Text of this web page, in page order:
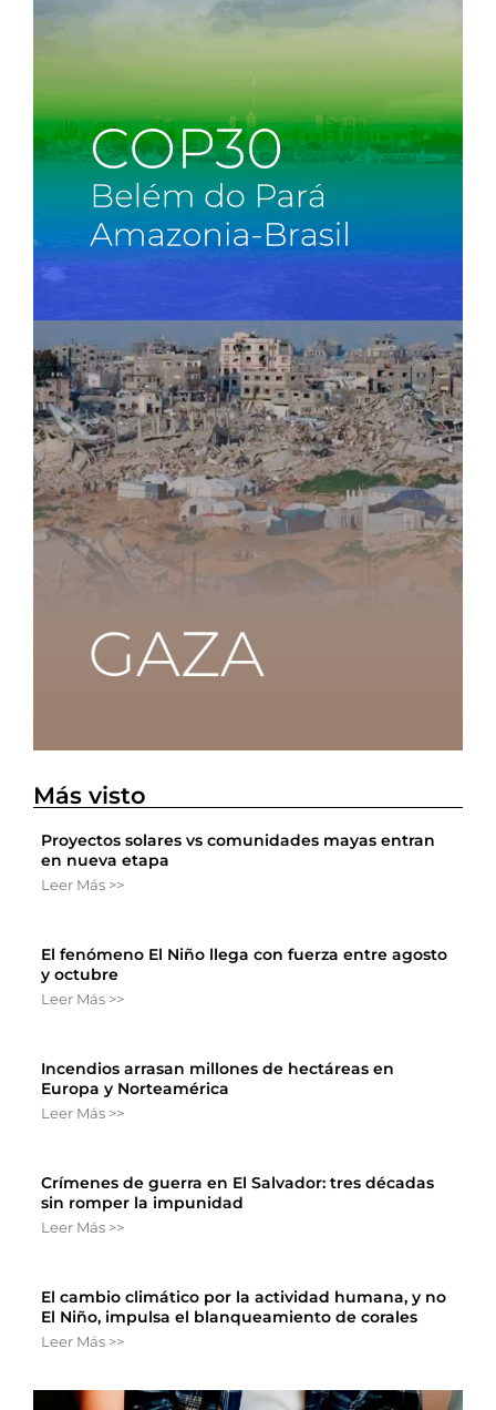
Más visto
Proyectos solares vs comunidades mayas entran
en nueva etapa
Leer Más >>
El fenómeno El Niño llega con fuerza entre agosto
y octubre
Leer Más >>
Incendios arrasan millones de hectáreas en
Europa y Norteamérica
Leer Más >>
Crímenes de guerra en El Salvador: tres décadas
sin romper la impunidad
Leer Más >>
El cambio climático por la actividad humana, y no
El Niño, impulsa el blanqueamiento de corales
Leer Más >>